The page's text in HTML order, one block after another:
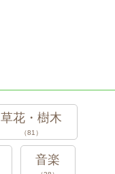
草花・樹木
（81）
音楽